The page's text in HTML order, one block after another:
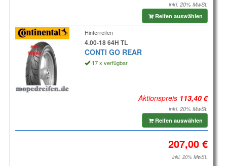
inkl. 20% MwSt.
Reifen auswählen
Hinterreifen
4.00-18 64H TL
CONTI GO REAR
17 x verfügbar
Aktionspreis
inkl. 20% MwSt.
Reifen auswählen
inkl. 20% MwSt.